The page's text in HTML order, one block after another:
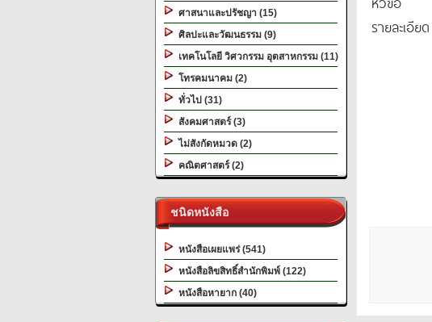
ศาสนาและปรัชญา (15)
ศิลปะและวัฒนธรรม (9)
เทคโนโลยี วิศวกรรม อุตสาหกรรม (11)
โทรคมนาคม (2)
ทั่วไป (31)
สังคมศาสตร์ (3)
ไม่สังกัดหมวด (2)
คณิตศาสตร์ (2)
ชนิดหนังสือ
หนังสือเผยแพร่ (541)
หนังสือลิขสิทธิ์สำนักพิมพ์ (122)
หนังสือหายาก (40)
รายละเอียด